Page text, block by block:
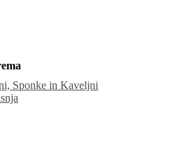
Sponke in Kaveljni